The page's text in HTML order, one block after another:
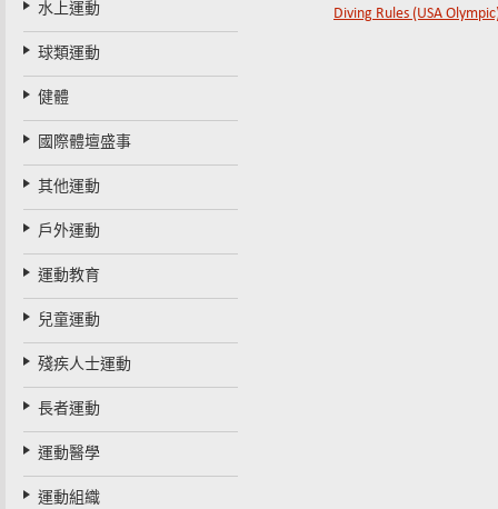
水上運動
球類運動
健體
國際體壇盛事
其他運動
戶外運動
運動教育
兒童運動
殘疾人士運動
長者運動
運動醫學
運動組織
Diving Rules (USA